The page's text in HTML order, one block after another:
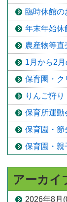
臨時休館の
年末年始休
農産物等直
1月から2
保育園・ク
りんご狩り
保育所運動
保育園・節
保育園・親
アーカイ
2026年8月